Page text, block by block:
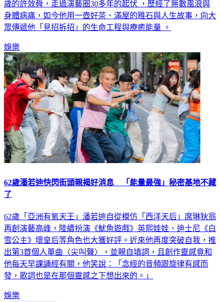
房秘密基地——安西街成立「囍笑順生活人文空間」。現年65
歲的許效舜，走過演藝圈30多年的起伏 ，歷經了無數風浪與
身體病痛，如今他用一壺好茶、滿屋的雅石與人生故事，向大
娛樂
62歲潘若迪快閃街頭親揭好消息 「能量最強」秘密基地不藏
62歲「亞洲有氧天王」潘若迪自從模仿「西洋天后」席琳狄翁
再創演藝高峰，陸續扮演《魷魚遊戲》英熙娃娃、迪士尼《白
雪公主》壞皇后等角色也大獲好評。近來他再度突破自我，推
出第3首個人單曲〈尖叫聲〉，並親自填詞，且創作靈感竟和
他每天早課誦經有關，他笑說：「念經的音頻跟旋律有感而